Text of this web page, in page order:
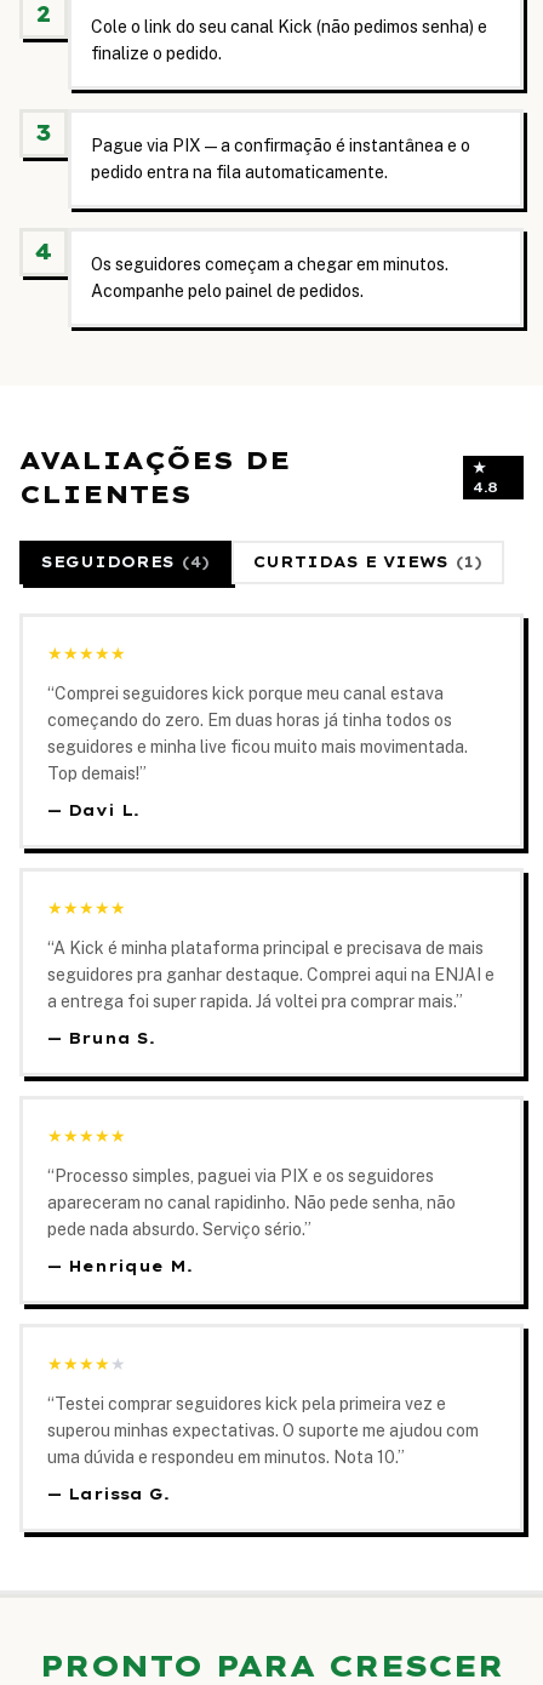
2
Cole o link do seu canal Kick (não pedimos senha) e
finalize o pedido.
3
Pague via PIX — a confirmação é instantânea e o
pedido entra na fila automaticamente.
4
Os seguidores começam a chegar em minutos.
Acompanhe pelo painel de pedidos.
AVALIAÇÕES DE
CLIENTES
★
4.8
SEGUIDORES (4) CURTIDAS E VIEWS (1)
★★★★★
“Comprei seguidores kick porque meu canal estava
começando do zero. Em duas horas já tinha todos os
seguidores e minha live ficou muito mais movimentada.
Top demais!”
— Davi L.
★★★★★
“A Kick é minha plataforma principal e precisava de mais
seguidores pra ganhar destaque. Comprei aqui na ENJAI e
a entrega foi super rapida. Já voltei pra comprar mais.”
— Bruna S.
★★★★★
“ Processo simples, paguei via PIX e os seguidores
apareceram no canal rapidinho. Não pede senha, não
pede nada absurdo. Serviço sério.”
— Henrique M.
★★★★★
“Testei comprar seguidores kick pela primeira vez e
superou minhas expectativas. O suporte me ajudou com
uma dúvida e respondeu em minutos. Nota 10.”
— Larissa G.
PRONTO PARA CRESCER